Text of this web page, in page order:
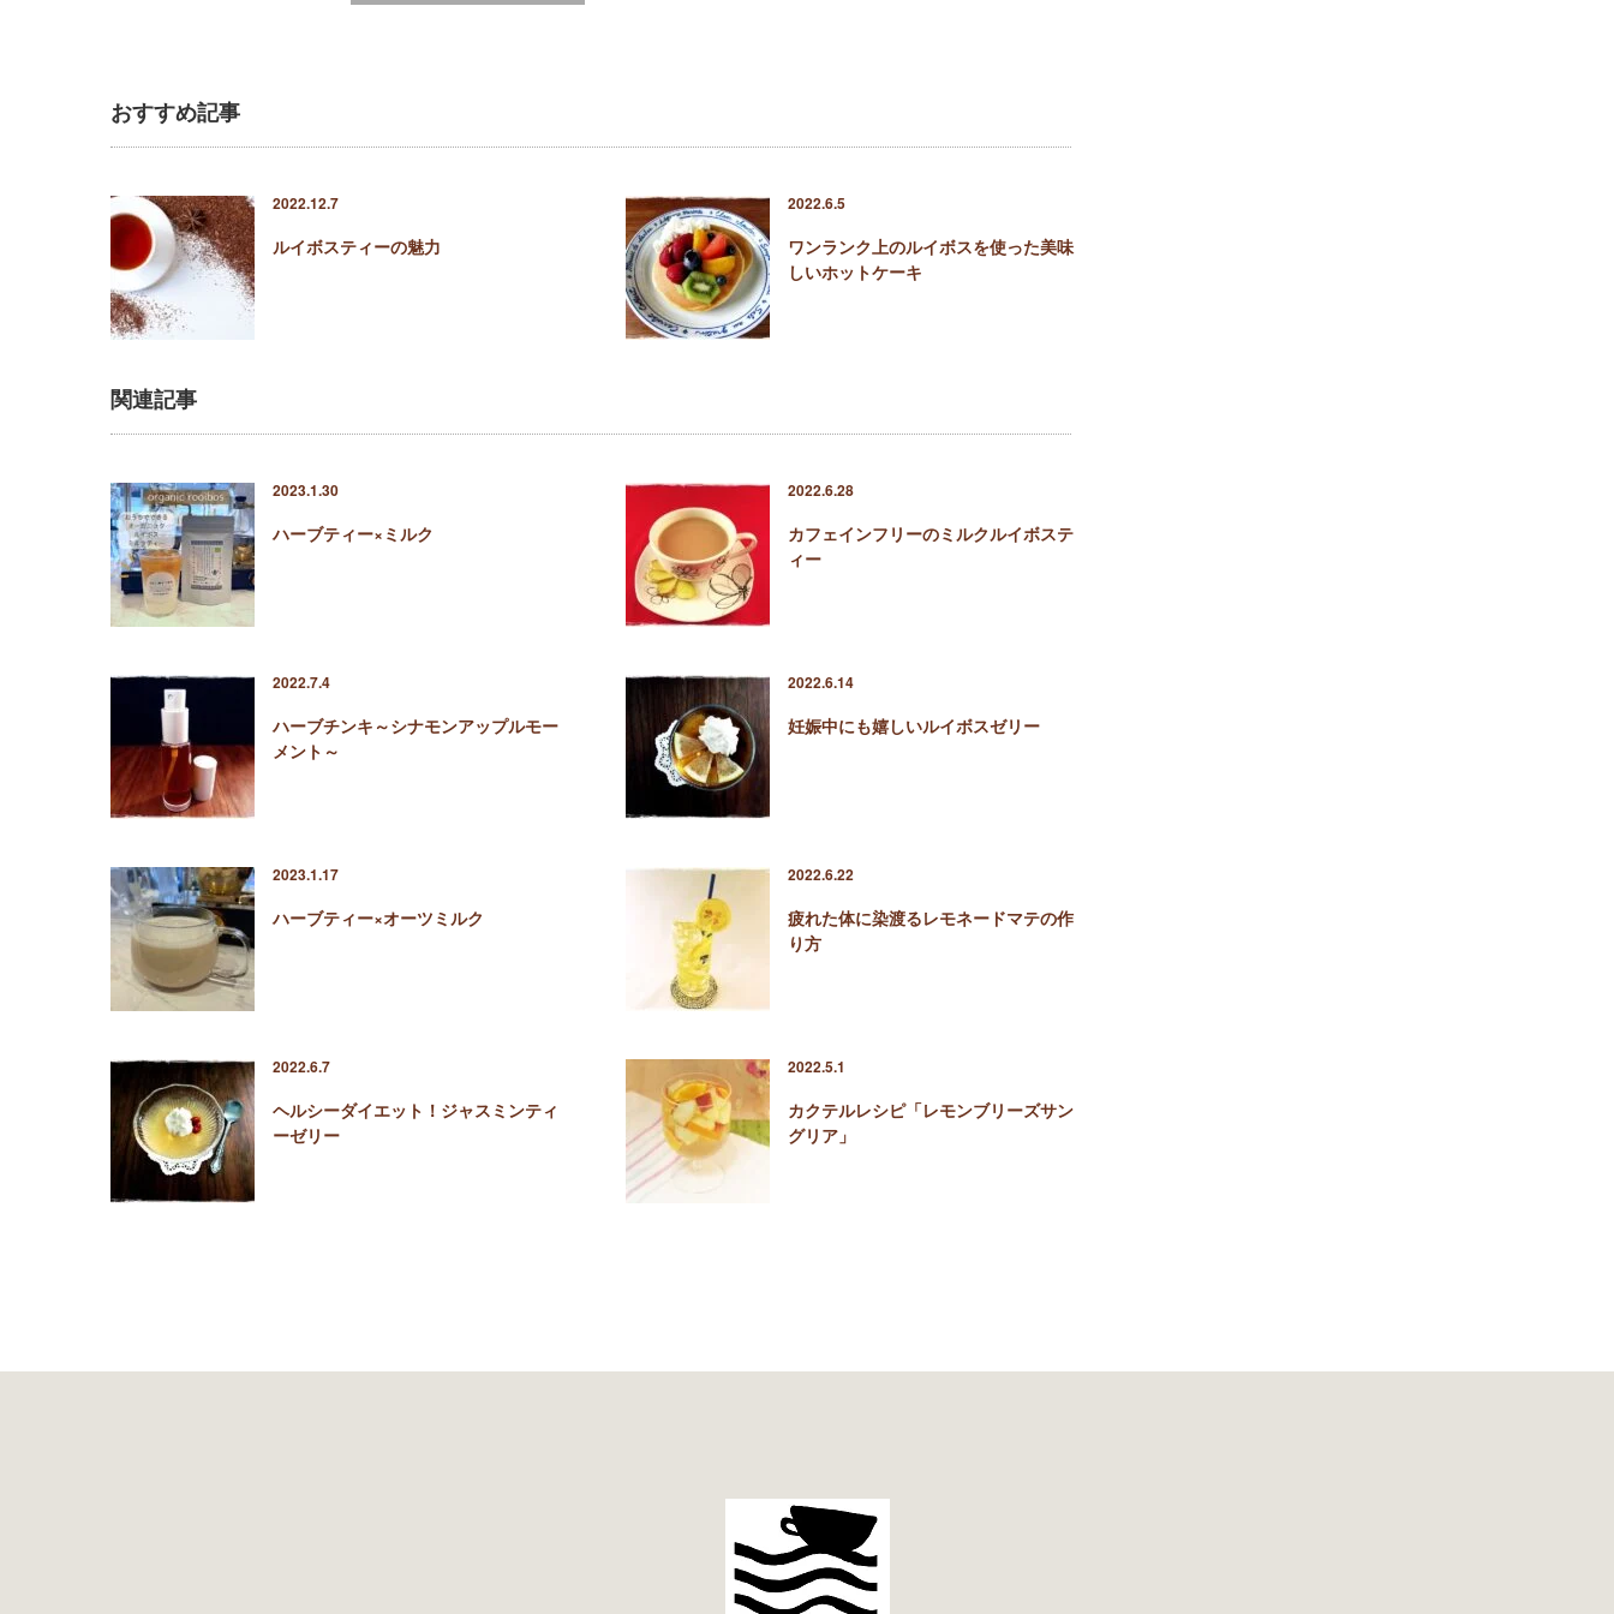
おすすめ記事
2022.12.7
ルイボスティーの魅力
2022.6.5
ワンランク上のルイボスを使った美味
しいホットケーキ
関連記事
2023.1.30
ハーブティー×ミルク
2022.6.28
カフェインフリーのミルクルイボステ
ィー
2022.7.4
ハーブチンキ～シナモンアップルモー
メント～
2022.6.14
妊娠中にも嬉しいルイボスゼリー
2023.1.17
ハーブティー×オーツミルク
2022.6.22
疲れた体に染渡るレモネードマテの作
り方
2022.6.7
ヘルシーダイエット！ジャスミンティ
ーゼリー
2022.5.1
カクテルレシピ「レモンブリーズサン
グリア」